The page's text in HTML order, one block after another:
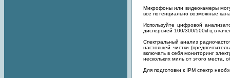
Микрофоны или видеокамеры
все потенциально возможные
Используйте цифровой
дисперсией 100/300/500кГц в
Спектральный анализ
настоящей чистки
включать в себя мониторинг
нескольких миль от этого места,
Для подготовки к IPM спектр